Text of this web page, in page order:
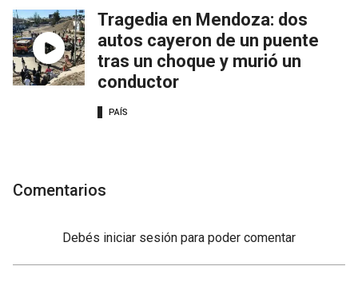
Tragedia en Mendoza: dos
autos cayeron de un puente
tras un choque y murió un
conductor
PAÍS
Comentarios
Debés iniciar sesión para poder comentar